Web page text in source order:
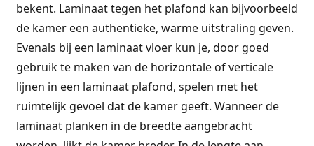
bekent. Laminaat tegen het plafond kan bijvoorbeeld
de kamer een authentieke, warme uitstraling geven.
Evenals bij een laminaat vloer kun je, door goed
gebruik te maken van de horizontale of verticale
lijnen in een laminaat plafond, spelen met het
ruimtelijk gevoel dat de kamer geeft. Wanneer de
laminaat planken in de breedte aangebracht